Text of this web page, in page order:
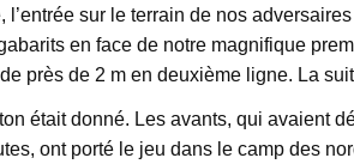
l’entrée sur le terrain de nos
en face de notre magnifique
près de 2 m en deuxième ligne. La
était donné. Les avants, qui avaient
ont porté le jeu dans le camp des